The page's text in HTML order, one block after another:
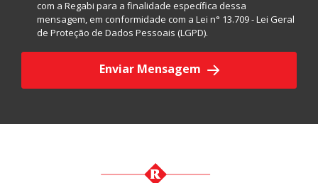
com a Regabi para a finalidade específica dessa
mensagem, em conformidade com a Lei n° 13.709 - Lei Geral
de Proteção de Dados Pessoais (LGPD).
Enviar Mensagem